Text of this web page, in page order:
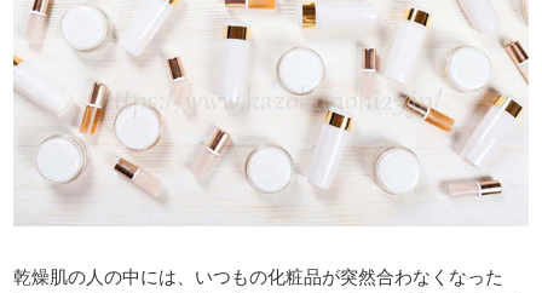
乾燥肌の人の中には、いつもの化粧品が突然合わなくなった